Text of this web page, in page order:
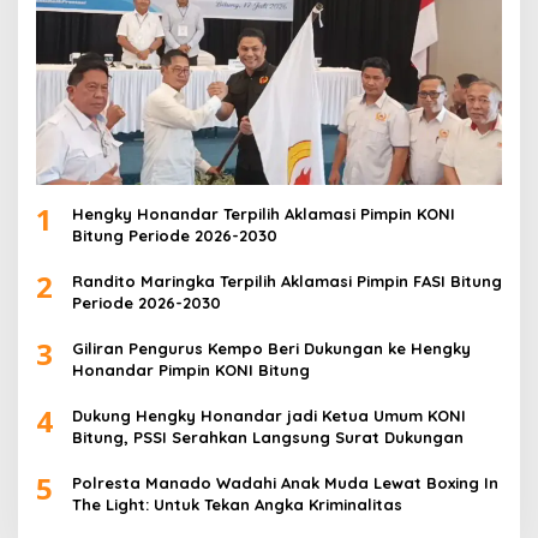
1
Hengky Honandar Terpilih Aklamasi Pimpin KONI
Bitung Periode 2026-2030
2
Randito Maringka Terpilih Aklamasi Pimpin FASI Bitung
Periode 2026-2030
3
Giliran Pengurus Kempo Beri Dukungan ke Hengky
Honandar Pimpin KONI Bitung
4
Dukung Hengky Honandar jadi Ketua Umum KONI
Bitung, PSSI Serahkan Langsung Surat Dukungan
5
Polresta Manado Wadahi Anak Muda Lewat Boxing In
The Light: Untuk Tekan Angka Kriminalitas